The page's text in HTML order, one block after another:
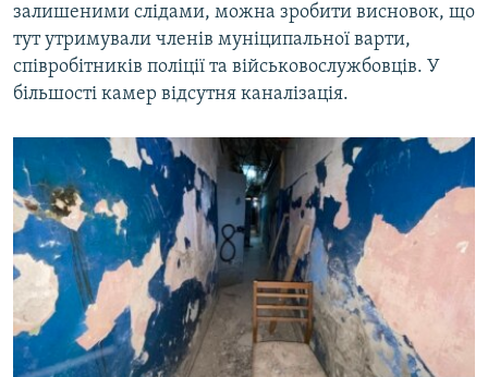
залишеними слідами, можна зробити висновок, що
тут утримували членів муніципальної варти,
співробітників поліції та військовослужбовців. У
більшості камер відсутня каналізація.